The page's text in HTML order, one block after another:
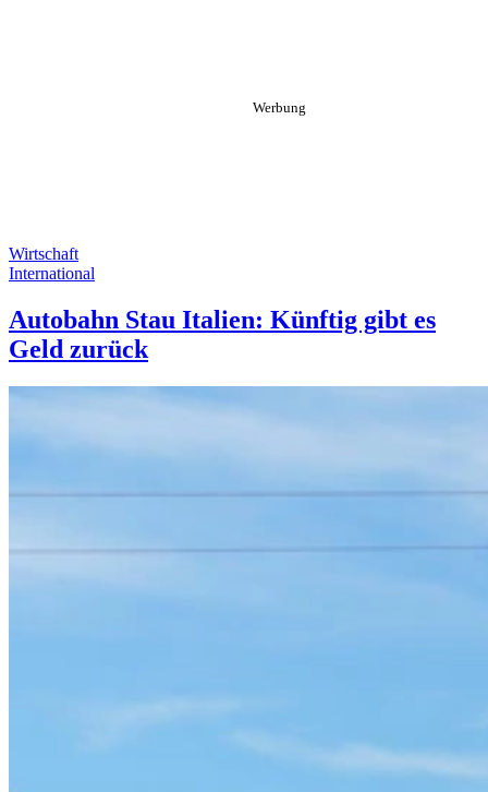
Wirtschaft
International
Autobahn Stau Italien: Künftig gibt es
Geld zurück